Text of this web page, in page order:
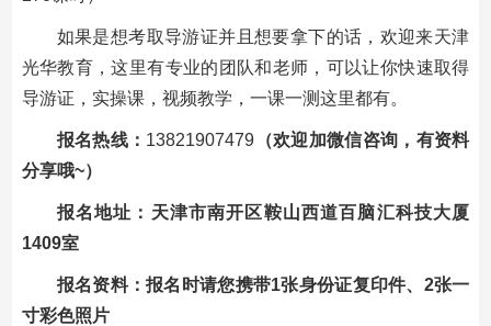
如果是想考取导游证并且想要拿下的话，欢迎来天津
光华教育，这里有专业的团队和老师，可以让你快速取得
导游证，实操课，视频教学，一课一测这里都有。
报名热线： 13821907479 （欢迎加微信咨询，有资料
分享哦~）
报名地址：天津市南开区鞍山西道百脑汇科技大厦
1409室
报名资料：报名时请您携带1张身份证复印件、2张一
寸彩色照片